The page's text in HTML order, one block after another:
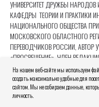
На нашем веб-сайте мы используем
создать максимально удобные для
сайтом. Мы не собираем данные,
личность.
УНИВЕРСИТЕТ ДРУЖБЫ
КАФЕДРЫ ТЕОРИИ И ПРАКТИКИ
НАЦИОНАЛЬНОГО ОБЩЕСТВА
МОСКОВСКОГО ОБЛАСТНОГО
ПЕРЕВОДЧИКОВ РОССИИ, АВТОР
«ПРОСВЕЩЕНИЕ», ЧЛЕН
ИНОСТРАННЫЕ ЯЗЫКИ»
ТЕМА ДОКЛАДА:BEYOND
АНГЛИЙСКОГО В СТАРТОВУЮ